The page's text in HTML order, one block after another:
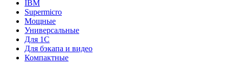
IBM
Supermicro
Мощные
Универсальные
Для 1С
Для бэкапа и видео
Компактные